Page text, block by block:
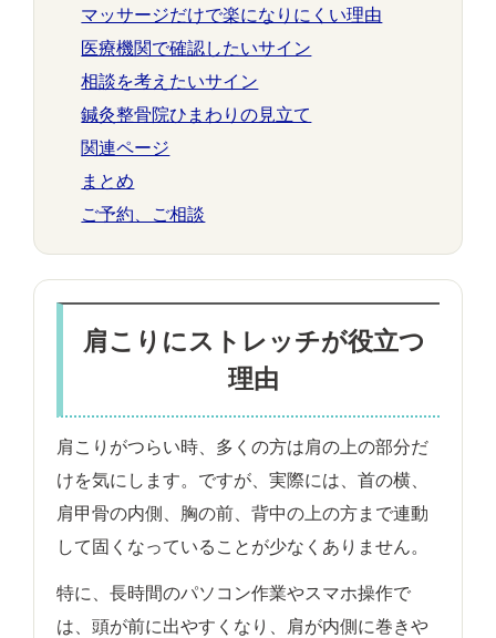
マッサージだけで楽になりにくい理由
医療機関で確認したいサイン
相談を考えたいサイン
鍼灸整骨院ひまわりの見立て
関連ページ
まとめ
ご予約、ご相談
肩こりにストレッチが役立つ
理由
肩こりがつらい時、多くの方は肩の上の部分だ
けを気にします。ですが、実際には、首の横、
肩甲骨の内側、胸の前、背中の上の方まで連動
して固くなっていることが少なくありません。
特に、長時間のパソコン作業やスマホ操作で
は、頭が前に出やすくなり、肩が内側に巻きや